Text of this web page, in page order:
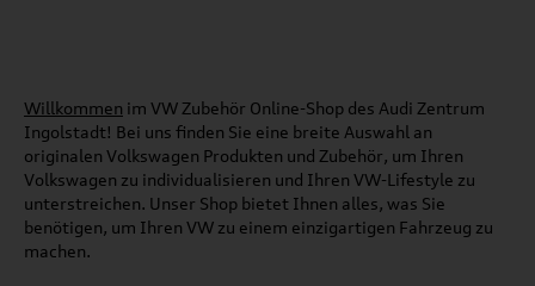
Willkommen im VW Zubehör Online-Shop des Audi Zentrum
Ingolstadt! Bei uns finden Sie eine breite Auswahl an
originalen Volkswagen Produkten und Zubehör, um Ihren
Volkswagen zu individualisieren und Ihren VW-Lifestyle zu
unterstreichen. Unser Shop bietet Ihnen alles, was Sie
benötigen, um Ihren VW zu einem einzigartigen Fahrzeug zu
machen.